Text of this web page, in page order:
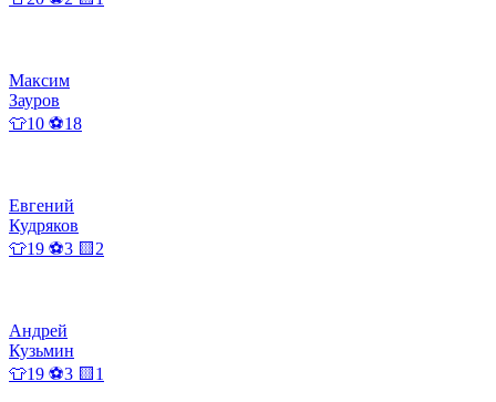
Максим
Зауров
👕10 ⚽18
Евгений
Кудряков
👕19 ⚽3 🟨2
Андрей
Кузьмин
👕19 ⚽3 🟨1